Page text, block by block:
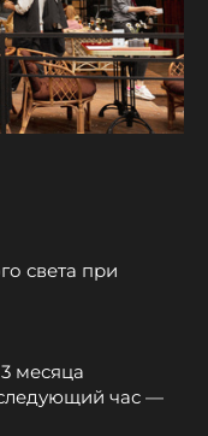
света при
месяца
час —